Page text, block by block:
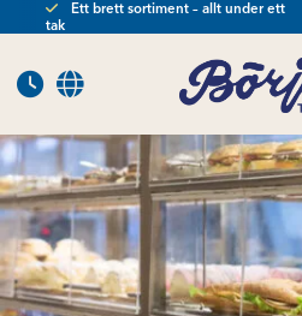
Ett brett sortiment – allt under ett
tak